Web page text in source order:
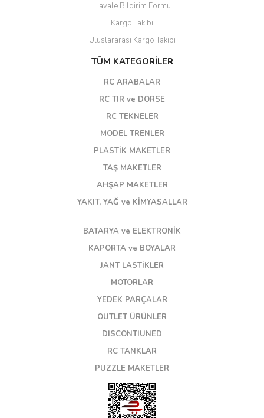
Havale Bildirim Formu
Kargo Takibi
Uluslararası Kargo Takibi
TÜM KATEGORİLER
RC ARABALAR
RC TIR ve DORSE
RC TEKNELER
MODEL TRENLER
PLASTİK MAKETLER
TAŞ MAKETLER
AHŞAP MAKETLER
YAKIT, YAĞ ve KİMYASALLAR
BATARYA ve ELEKTRONİK
KAPORTA ve BOYALAR
JANT LASTİKLER
MOTORLAR
YEDEK PARÇALAR
OUTLET ÜRÜNLER
DISCONTIUNED
RC TANKLAR
PUZZLE MAKETLER